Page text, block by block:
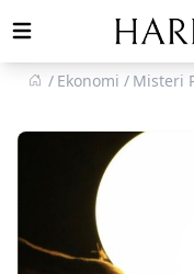
Open main menu
Ekonomi
Misteri